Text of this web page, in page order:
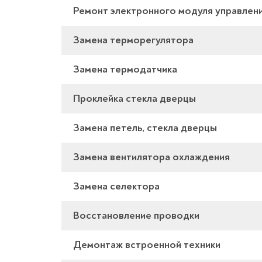
Ремонт электронного модуля
Замена терморегулятора
Замена термодатчика
Проклейка стекла дверцы
Замена петель, стекла дверцы
Замена вентилятора охлаждения
Замена селектора
Восстановление проводки
Демонтаж встроенной техники